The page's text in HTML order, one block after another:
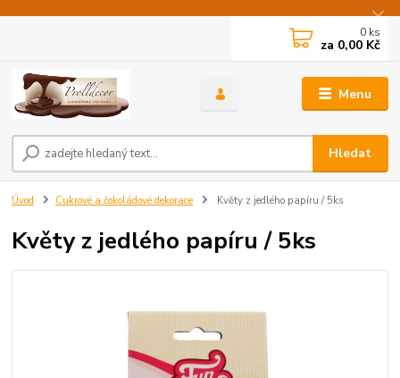
Menu
Hledat
0 ks
za 0,00 Kč
Úvod Cukrové a čokoládové dekorace Květy z jedlého papíru / 5ks
Květy z jedlého papíru / 5ks